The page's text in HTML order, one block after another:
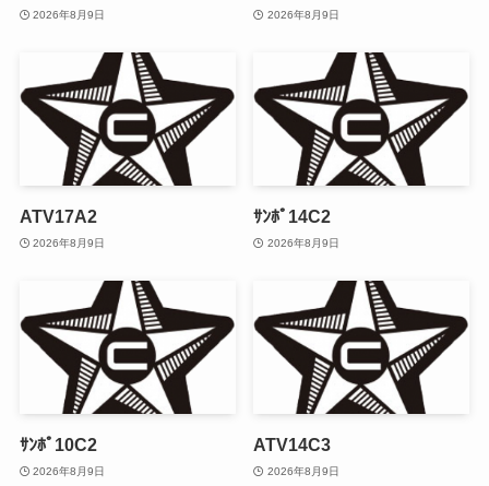
2026年8月9日 2026年8月9日
ATV17A2
2026年8月9日
ｻﾝﾎﾟ14C2
2026年8月9日
ｻﾝﾎﾟ10C2
2026年8月9日
ATV14C3
2026年8月9日